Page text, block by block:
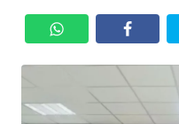
SERBA-
SERBI